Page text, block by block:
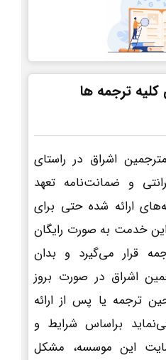
کلیه ترجمه ها
اشراق در راستای
و ضمانت‌نامه تعهد
ارائه شده حتی برای
خدمت به صورت رایگان
قرار می‌گیرد و بدان
اشراق در صورت بروز
ترجمه یا پس از ارائه
براساس شرایط و
این موسسه، مشکل